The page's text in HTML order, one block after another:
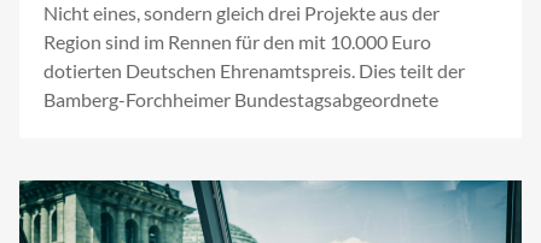
Nicht eines, sondern gleich drei Projekte aus der
Region sind im Rennen für den mit 10.000 Euro
dotierten Deutschen Ehrenamtspreis. Dies teilt der
Bamberg-Forchheimer Bundestagsabgeordnete